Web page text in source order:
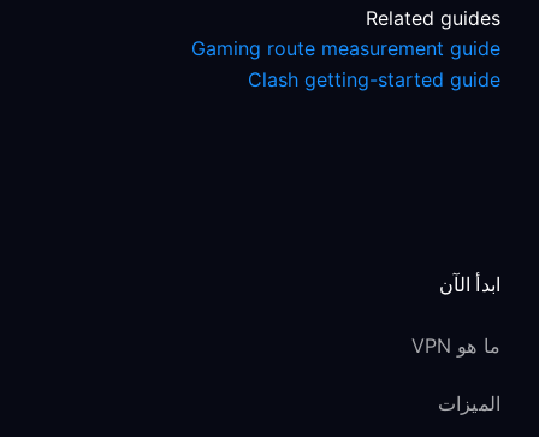
Related guides
Gaming route measurement guide
Clash getting-started guide
ابدأ الآن
ما هو VPN
الميزات